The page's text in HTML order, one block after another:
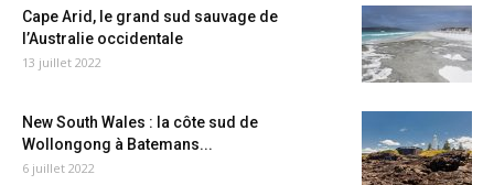
Cape Arid, le grand sud sauvage de
l’Australie occidentale
13 juillet 2022
New South Wales : la côte sud de
Wollongong à Batemans...
6 juillet 2022